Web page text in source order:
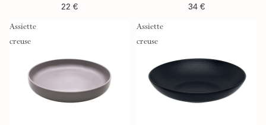
22 €
34 €
Assiette
creuse
Assiette
creuse